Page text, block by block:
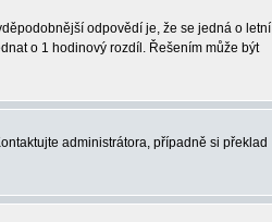
odpovědí je, že se jedná o letní
o 1 hodinový rozdíl. Řešením může být
administrátora, případně si překlad